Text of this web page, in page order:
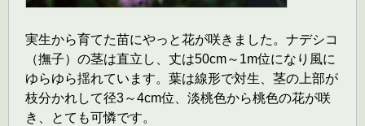
実生から育てた苗にやっと花が咲きました。ナデシコ
（撫子）の茎は直立し、丈は50cm～1m位になり風に
ゆらゆら揺れています。葉は線形で対生、茎の上部が
枝分かれして径3～4cm位、淡桃色から桃色の花が咲
き、とても可憐です。